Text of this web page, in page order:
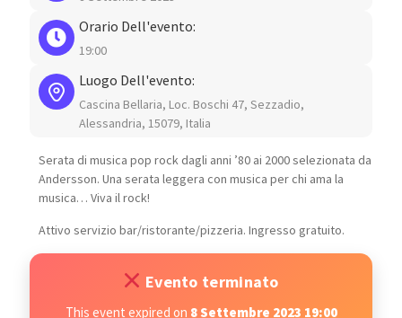
Orario Dell'evento:
19:00
Luogo Dell'evento:
Cascina Bellaria, Loc. Boschi 47, Sezzadio,
Alessandria, 15079, Italia
Serata di musica pop rock dagli anni ’80 ai 2000 selezionata da
Andersson. Una serata leggera con musica per chi ama la
musica… Viva il rock!
Attivo servizio bar/ristorante/pizzeria. Ingresso gratuito.
Evento terminato
This event expired on 8 Settembre 2023 19:00